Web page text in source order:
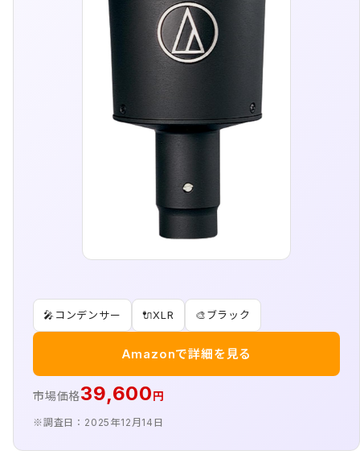
🎤 コンデンサー 🔌XLR 🎨ブラック
Amazonで詳細を見る
市場価格39,600円
※調査日：2025年12月14日